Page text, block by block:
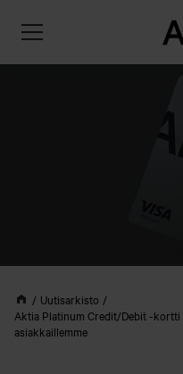
Uutisarkisto
Aktia Platinum Credit/Debit -
asiakkaillemme